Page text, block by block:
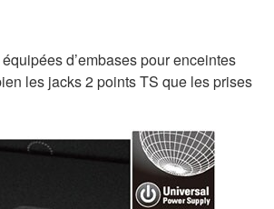
d’embases pour enceintes
les jacks 2 points TS que les prises